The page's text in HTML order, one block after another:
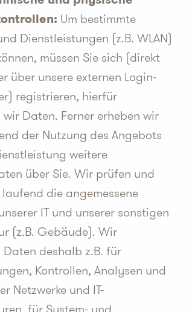
Um bestimmte
Dienstleistungen (z.B. WLAN)
müssen Sie sich (direkt
über unsere externen Login-
registrieren, hierfür
Daten. Ferner erheben wir
der Nutzung des Angebots
weitere
über Sie. Wir prüfen und
die angemessene
IT und unserer sonstigen
(z.B. Gebäude). Wir
deshalb z.B. für
Kontrollen, Analysen und
Netzwerke und IT-